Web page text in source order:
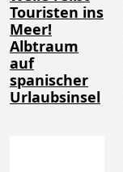
Touristen ins
Meer!
Albtraum
auf
spanischer
Urlaubsinsel